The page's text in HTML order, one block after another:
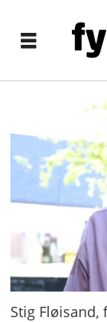
Stig